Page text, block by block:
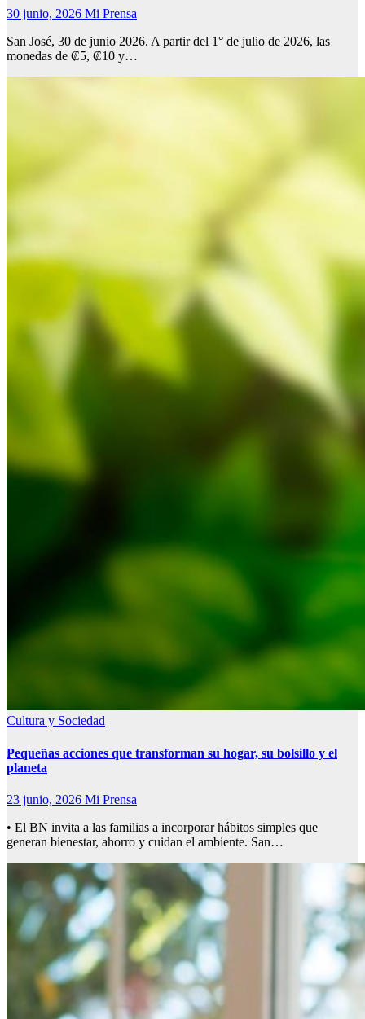
30 junio, 2026 Mi Prensa
San José, 30 de junio 2026. A partir del 1° de julio de 2026, las
monedas de ₡5, ₡10 y…
Cultura y Sociedad
Pequeñas acciones que transforman su hogar, su bolsillo y el
planeta
23 junio, 2026 Mi Prensa
• El BN invita a las familias a incorporar hábitos simples que
generan bienestar, ahorro y cuidan el ambiente. San…